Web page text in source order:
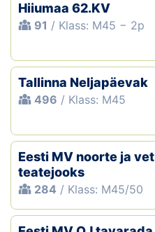
Hiiumaa 62.KV
91 / Klass: M45 − 2p
Tallinna Neljapäevak
496 / Klass: M45
Eesti MV noorte ja vet
teatejooks
284 / Klass: M45/50